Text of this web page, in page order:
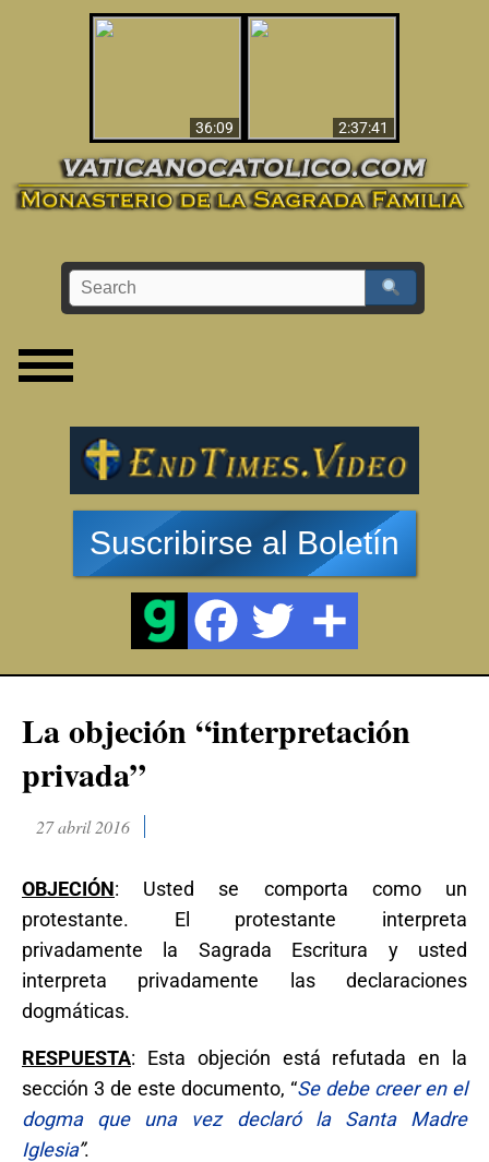
36:09
2:37:41
Suscribirse al Boletín
La objeción “interpretación
privada”
27 abril 2016
OBJECIÓN: Usted se comporta como un
protestante. El protestante interpreta
privadamente la Sagrada Escritura y usted
interpreta privadamente las declaraciones
dogmáticas.
RESPUESTA: Esta objeción está refutada en la
sección 3 de este documento, “Se debe creer en el
dogma que una vez declaró la Santa Madre
Iglesia”.